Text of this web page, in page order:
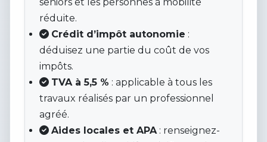
seniors et les personnes à mobilité
réduite.
Crédit d’impôt autonomie :
déduisez une partie du coût de vos
impôts.
TVA à 5,5 % : applicable à tous les
travaux réalisés par un professionnel
agréé.
Aides locales et APA: renseignez-